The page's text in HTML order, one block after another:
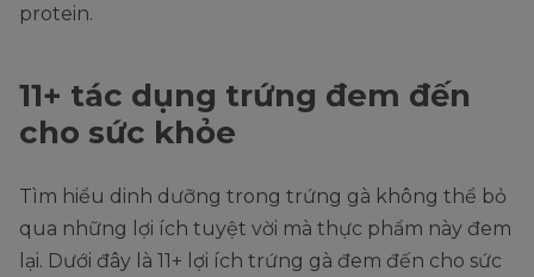
protein.
11+ tác dụng trứng đem đến
cho sức khỏe
Tìm hiểu dinh dưỡng trong trứng gà không thể bỏ
qua những lợi ích tuyệt vời mà thực phẩm này đem
lại. Dưới đây là 11+ lợi ích trứng gà đem đến cho sức